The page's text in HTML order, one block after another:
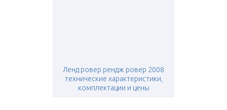
Ленд ровер рендж ровер 2008
технические характеристики,
комплектации и цены